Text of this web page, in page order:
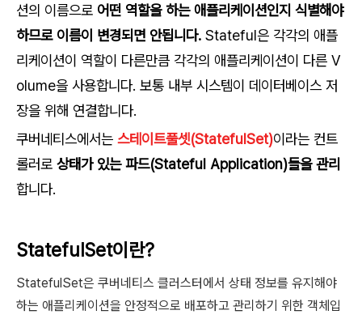
션의 이름으로 어떤 역할을 하는 애플리케이션인지 식별해야
하므로 이름이 변경되면 안됩니다. Stateful은 각각의 애플
리케이션이 역할이 다른만큼 각각의 애플리케이션이 다른 V
olume을 사용합니다. 보통 내부 시스템이 데이터베이스 저
장을 위해 연결합니다.
쿠버네티스에서는 스테이트풀셋(StatefulSet)이라는 컨트
롤러로 상태가 있는 파드(Stateful Application)들을 관리
합니다.
StatefulSet이란?
StatefulSet은 쿠버네티스 클러스터에서 상태 정보를 유지해야
하는 애플리케이션을 안정적으로 배포하고 관리하기 위한 객체입